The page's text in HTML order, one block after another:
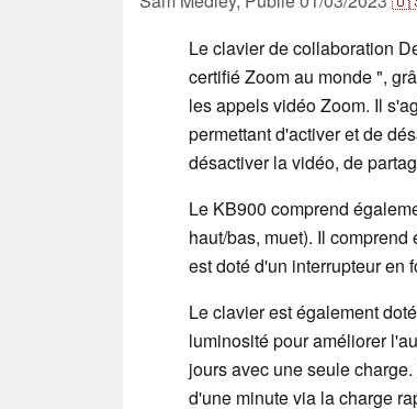
Le clavier de collaboration
certifié Zoom au monde ",
les appels vidéo Zoom. Il
permettant d'activer et de
désactiver la vidéo, de
Le KB900 comprend
haut/bas, muet). Il
est doté d'un interrupteur en
Le clavier est également
luminosité pour améliorer
jours avec une seule
d'une minute via la charge